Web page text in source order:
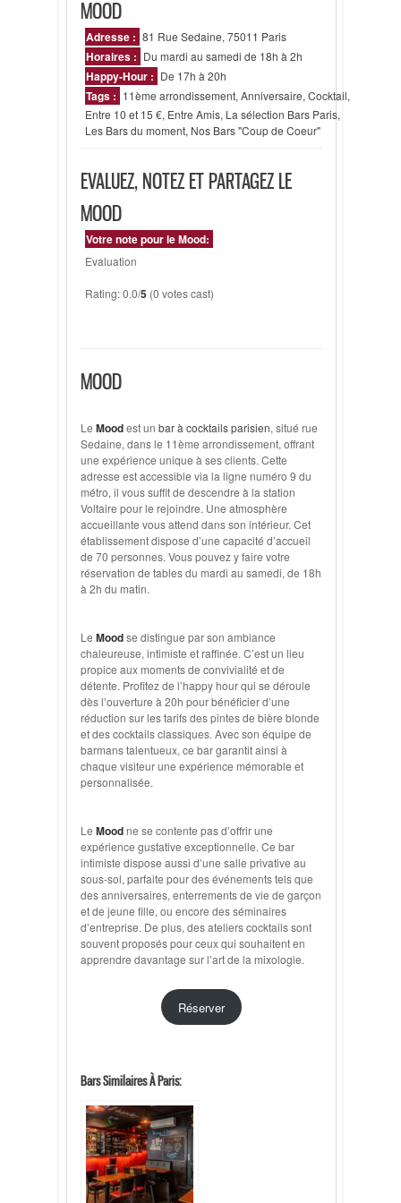
MOOD
Adresse : 81 Rue Sedaine, 75011 Paris
Horaires : Du mardi au samedi de 18h à 2h
Happy-Hour : De 17h à 20h
Tags : 11ème arrondissement, Anniversaire, Cocktail,
Entre 10 et 15 €, Entre Amis, La sélection Bars Paris,
Les Bars du moment, Nos Bars "Coup de Coeur"
EVALUEZ, NOTEZ ET PARTAGEZ LE
MOOD
Votre note pour le Mood:
Evaluation
Rating: 0.0/5 (0 votes cast)
MOOD
Le Moodest un bar à cocktails parisien, situé rue
Sedaine, dans le 11ème arrondissement, offrant
une expérience unique à ses clients. Cette
adresse est accessible via la ligne numéro 9 du
métro, il vous suffit de descendre à la station
Voltaire pour le rejoindre. Une atmosphère
accueillante vous attend dans son intérieur. Cet
établissement dispose d’une capacité d’accueil
de 70 personnes. Vous pouvez y faire votre
réservation de tables du mardi au samedi, de 18h
à 2h du matin.
Le Moodse distingue par son ambiance
chaleureuse, intimiste et raffinée. C’est un lieu
propice aux moments de convivialité et de
détente. Profitez de l’happy hour qui se déroule
dès l’ouverture à 20h pour bénéficier d’une
réduction sur les tarifs des pintes de bière blonde
et des cocktails classiques. Avec son équipe de
barmans talentueux, ce bar garantit ainsi à
chaque visiteur une expérience mémorable et
personnalisée.
Le Moodne se contente pas d’offrir une
expérience gustative exceptionnelle. Ce bar
intimiste dispose aussi d’une salle privative au
sous-sol, parfaite pour des événements tels que
des anniversaires, enterrements de vie de garçon
et de jeune fille, ou encore des séminaires
d’entreprise. De plus, des ateliers cocktails sont
souvent proposés pour ceux qui souhaitent en
apprendre davantage sur l’art de la mixologie.
Réserver
Bars Similaires À Paris: